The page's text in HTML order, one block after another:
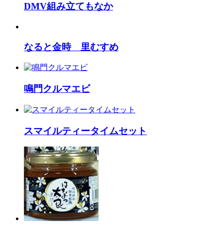
DMV組み立てもなか
なると金時 里むすめ
鳴門クルマエビ
スマイルティータイムセット